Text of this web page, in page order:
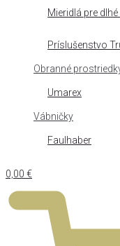
Mieridlá pre
Príslušenstvo
Obranné
Umarex
Vábničky
Faulhaber
0,00 €